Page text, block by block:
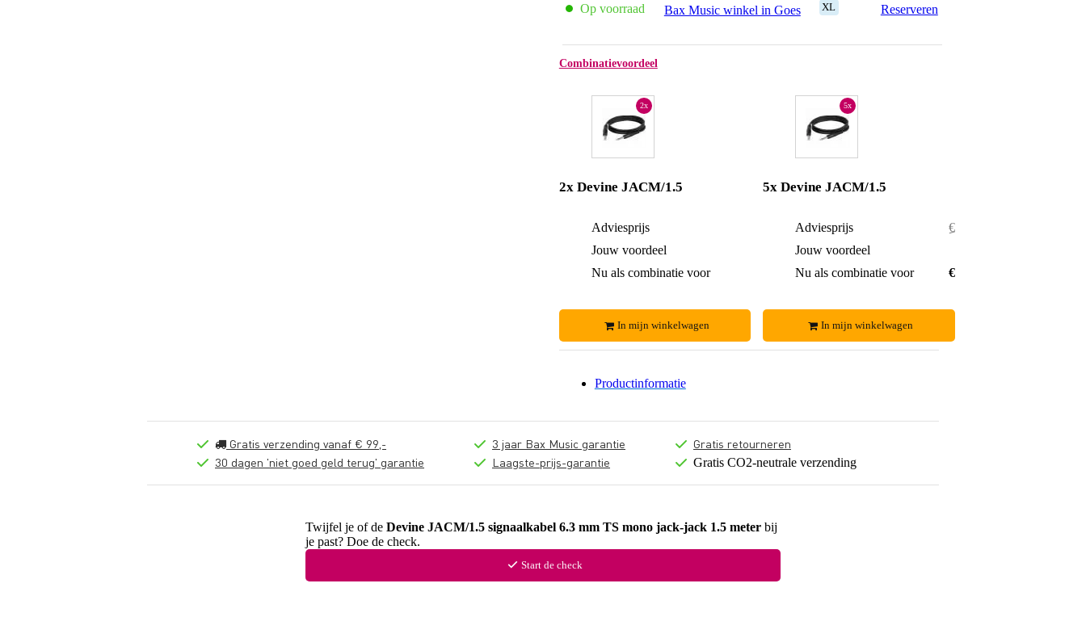
Op voorraad Bax Music winkel in Goes XL Reserveren
Combinatievoordeel
2x
2x Devine JACM/1.5
Adviesprijs
Jouw voordeel
Nu als combinatie voor
In mijn winkelwagen
5x
5x Devine JACM/1.5
Adviesprijs
€ 14,75
Jouw voordeel
Nu als combinatie voor
€ 13,10
In mijn winkelwagen
Productinformatie
Gratis verzending vanaf € 99,-
30 dagen 'niet goed geld terug' garantie
3 jaar Bax Music garantie
Laagste-prijs-garantie
Gratis retourneren
Gratis CO2-neutrale verzending
Twijfel je of de Devine JACM/1.5 signaalkabel 6.3 mm TS mono jack-jack 1.5 meter bij
je past? Doe de check.
Start de check